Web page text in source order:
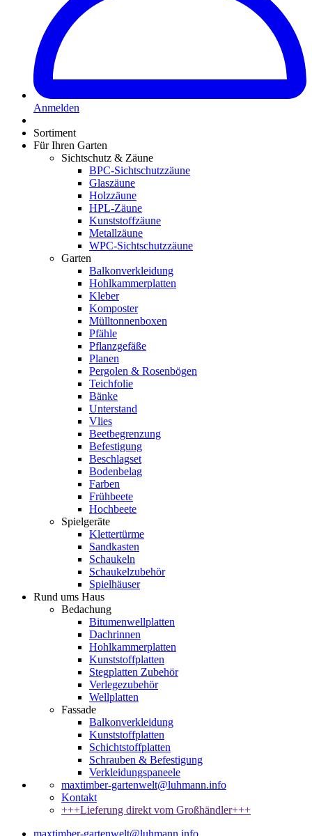
Anmelden
Sortiment
Für Ihren Garten
Sichtschutz & Zäune
BPC-Sichtschutzzäune
Glaszäune
Holzzäune
HPL-Zäune
Kunststoffzäune
Metallzäune
WPC-Sichtschutzzäune
Garten
Balkonverkleidung
Hohlkammerplatten
Kleber
Komposter
Mülltonnenboxen
Pfähle
Pflanzgefäße
Planen
Pergolen & Rosenbögen
Teichfolie
Bänke
Unterstand
Vlies
Beetbegrenzung
Befestigung
Beschlagset
Bodenbelag
Farben
Frühbeete
Hochbeete
Spielgeräte
Klettertürme
Sandkasten
Schaukeln
Schaukelzubehör
Spielhäuser
Rund ums Haus
Bedachung
Bitumenwellplatten
Dachrinnen
Hohlkammerplatten
Kunststoffplatten
Stegplatten Zubehör
Verlegezubehör
Wellplatten
Fassade
Balkonverkleidung
Kunststoffplatten
Schichtstoffplatten
Schrauben & Befestigung
Verkleidungspaneele
maxtimber-gartenwelt@luhmann.info
Kontakt
+++Lieferung direkt vom Großhändler+++